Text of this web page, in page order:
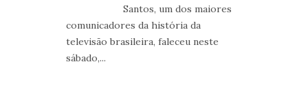
Santos, um dos maiores
comunicadores da história da
televisão brasileira, faleceu neste
sábado,...